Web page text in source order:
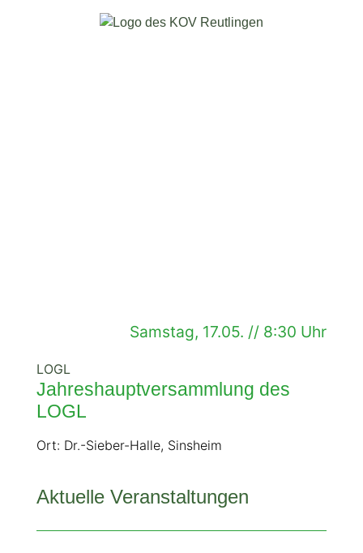
Samstag, 17.05. // 8:30 Uhr
LOGL
Jahreshauptversammlung des
LOGL
Ort: Dr.-Sieber-Halle, Sinsheim
Aktuelle Veranstaltungen